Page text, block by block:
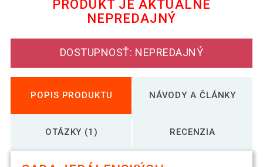
Sada jedálenských zamatových
PRODUKT JE AKTUÁLNE
NEPREDAJNÝ
DOSTUPNOSŤ: NEPREDAJNÝ
POPIS PRODUKTU NÁVODY A ČLÁNKY
OTÁZKY (1) RECENZIA